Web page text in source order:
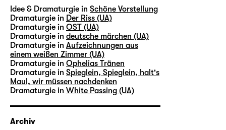
Idee & Dramaturgie in Schöne Vorstellung
Dramaturgie in Der Riss (UA)
Dramaturgie in OST (UA)
Dramaturgie in deutsche märchen (UA)
Dramaturgie in Aufzeichnungen aus
einem weißen Zimmer (UA)
Dramaturgie in Ophelias Tränen
Dramaturgie in Spieglein, Spieglein, halt's
Maul, wir müssen nachdenken
Dramaturgie in White Passing (UA)
Archiv